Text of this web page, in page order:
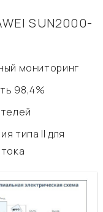
SUN2000-
мониторинг
98,4%
типа II для